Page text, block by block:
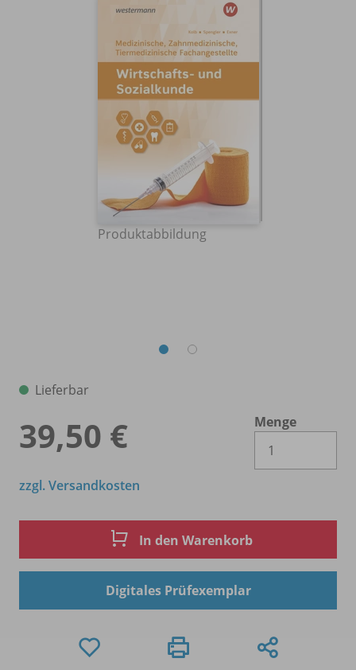
Produktabbildung
Lieferbar
39,50 €
Menge
zzgl. Versandkosten
In den Warenkorb
Digitales Prüfexemplar